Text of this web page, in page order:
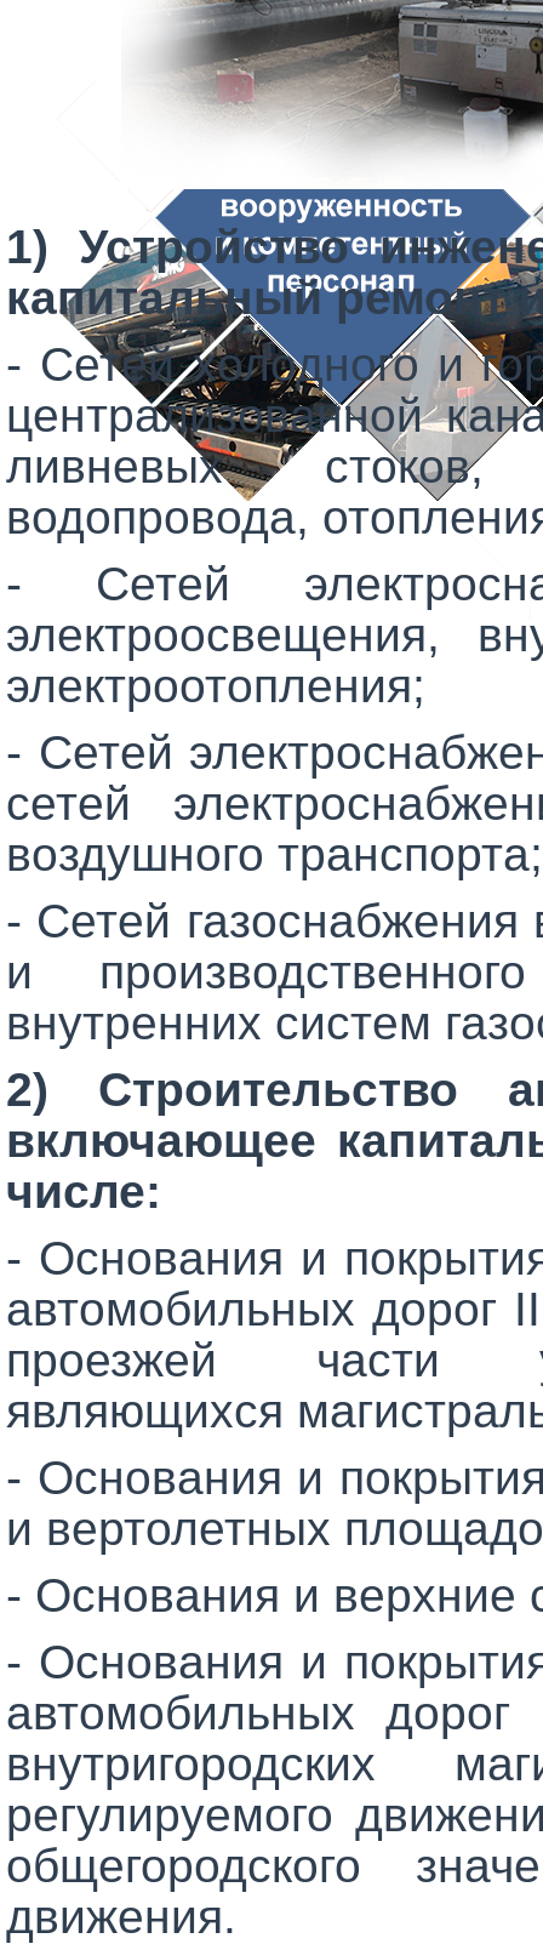
1) Устройство
капитальный ремонт
- Сетей холодного и
централизованной
ливневых стоков,
водопровода,
- Сетей
электроосвещения,
электроотопления;
- Сетей
сетей
воздушного транспорта;
- Сетей газоснабжения
и
внутренних систем
2) Строительство
включающее
числе:
- Основания и
автомобильных дорог
проезжей части
являющихся
- Основания и
и вертолетных
- Основания и верхние
- Основания и
автомобильных
внутригородских
регулируемого
общегородского
движения.